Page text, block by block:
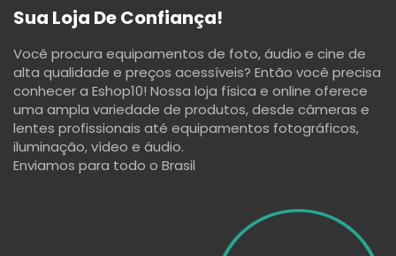
Sua Loja De Confiança!
Você procura equipamentos de foto, áudio e cine de
alta qualidade e preços acessíveis? Então você precisa
conhecer a Eshop10! Nossa loja física e online oferece
uma ampla variedade de produtos, desde câmeras e
lentes profissionais até equipamentos fotográficos,
iluminação, vídeo e áudio.
Enviamos para todo o Brasil